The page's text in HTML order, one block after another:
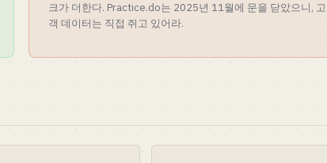
크가 더한다. Practice.do는 2025년 11월에 문을 닫았으니, 고
객 데이터는 직접 쥐고 있어라.